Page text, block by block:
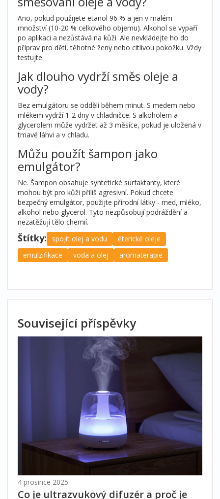
Ano, pokud použijete etanol 96 % a jen v malém
množství (10-20 % celkového objemu). Alkohol se vypaří
po aplikaci a nezůstává na kůži. Ale nevkládejte ho do
příprav pro děti, těhotné ženy nebo citlivou pokožku. Vždy
testujte.
Jak dlouho vydrží směs oleje a
vody?
Bez emulgátoru se oddělí během minut. S medem nebo
mlékem vydrží 1-2 dny v chladničce. S alkoholem a
glycerolem může vydržet až 3 měsíce, pokud je uložená v
tmavé láhvi a v chladu.
Můžu použít šampon jako
emulgátor?
Ne. Šampon obsahuje syntetické surfaktanty, které
mohou být pro kůži příliš agresivní. Pokud chcete
bezpečný emulgátor, použijte přírodní látky - med, mléko,
alkohol nebo glycerol. Tyto nezpůsobují podráždění a
nezatěžují tělo chemií.
Štítky: spojit olej a vodu
éterické oleje
emulzifikace
voda a olej aromaterapie
Související příspěvky
4 prosince 2025
Co je ultrazvukový difuzér a proč je